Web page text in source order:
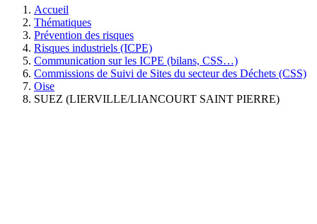
Accueil
Thématiques
Prévention des risques
Risques industriels (ICPE)
Communication sur les ICPE (bilans, CSS…)
Commissions de Suivi de Sites du secteur des Déchets (CSS)
Oise
SUEZ (LIERVILLE/LIANCOURT SAINT PIERRE)